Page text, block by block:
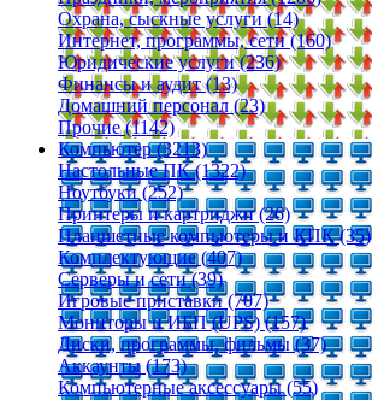
Охрана, сыскные услуги (14)
Интернет, программы, сети (160)
Юридические услуги (236)
Финансы и аудит (13)
Домашний персонал (23)
Прочие (1142)
Компьютер (3213)
Настольные ПК (1322)
Ноутбуки (252)
Принтеры и картриджи (26)
Планшетные компьютеры и КПК (35)
Комплектующие (407)
Серверы и сети (39)
Игровые приставки (707)
Мониторы и ИБП (UPS) (157)
Диски, программы, фильмы (37)
Аккаунты (173)
Компьютерные аксессуары (55)